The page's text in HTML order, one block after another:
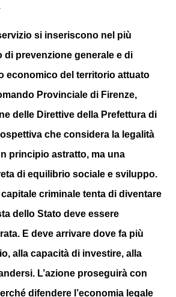
si inseriscono nel più
prevenzione generale e di
economico del territorio attuato
Provinciale di Firenze,
delle Direttive della Prefettura di
che considera la legalità
principio astratto, ma una
di equilibrio sociale e sviluppo.
criminale tenta di diventare
dello Stato deve essere
E deve arrivare dove fa più
alla capacità di investire, alla
L’azione proseguirà con
difendere l’economia legale